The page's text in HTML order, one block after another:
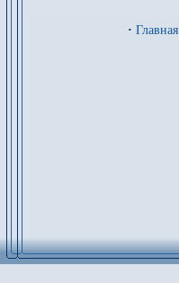
· Главная